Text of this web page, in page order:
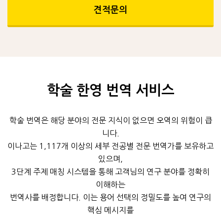
견적문의
학술 한영 번역 서비스
학술 번역은 해당 분야의 전문 지식이 없으면 오역의 위험이 큽
니다.
이나고는 1,117개 이상의 세부 전공별 전문 번역가를 보유하고
있으며,
3단계 주제 매칭 시스템을 통해 고객님의 연구 분야를 정확히
이해하는
번역사를 배정합니다. 이는 용어 선택의 정밀도를 높여 연구의
핵심 메시지를